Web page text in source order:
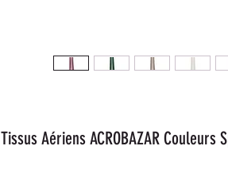
Tissus Aériens ACROBAZAR Couleurs